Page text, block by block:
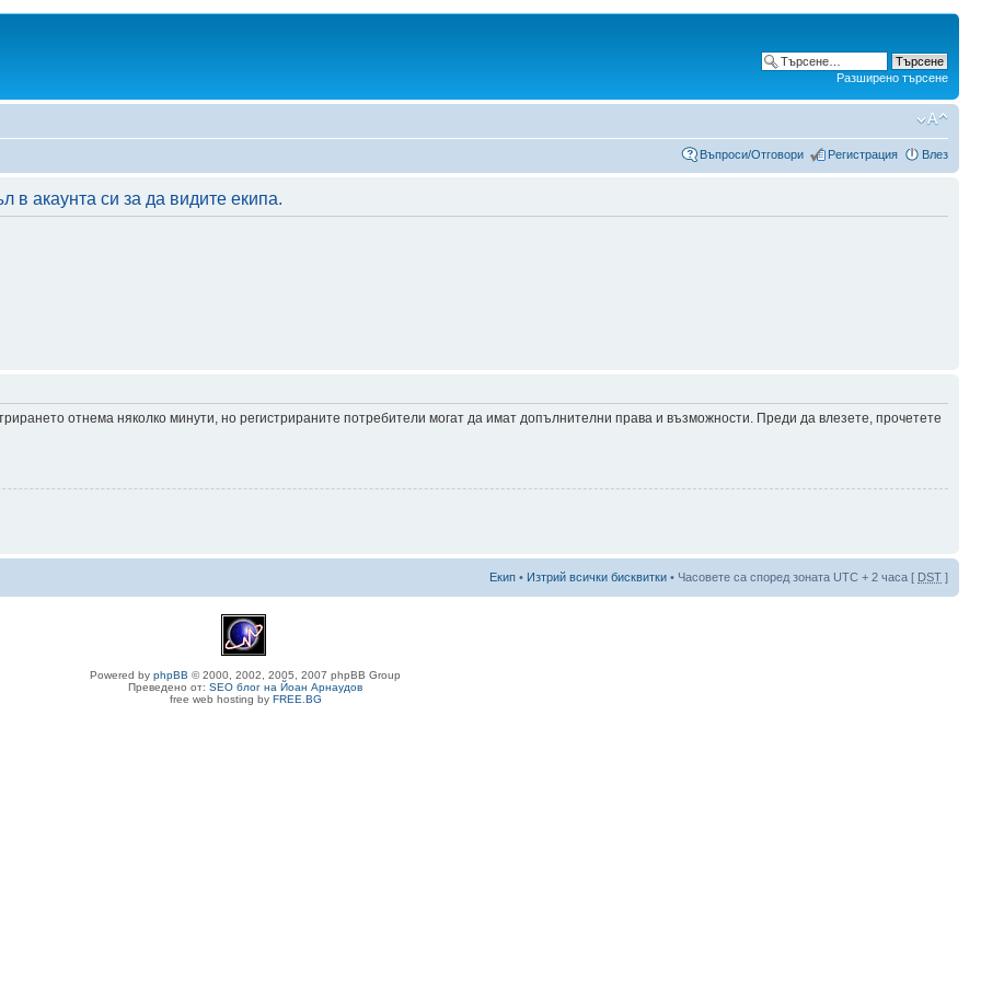
Разширено търсене
Въпроси/Отговори Регистрация Влез
в акаунта си за да видите екипа.
отнема няколко минути, но регистрираните потребители могат да имат допълнителни права и възможности. Преди да влезете, прочетете
Екип • Изтрий всички бисквитки • Часовете са според зоната UTC + 2 часа [ DST ]
Powered by phpBB © 2000, 2002, 2005, 2007 phpBB Group
Преведено от: SEO блог на Йоан Арнаудов
free web hosting by FREE.BG